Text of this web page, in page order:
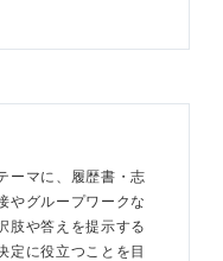
ーマに、履歴書・志
やグループワークな
肢や答えを提示する
定に役立つことを目